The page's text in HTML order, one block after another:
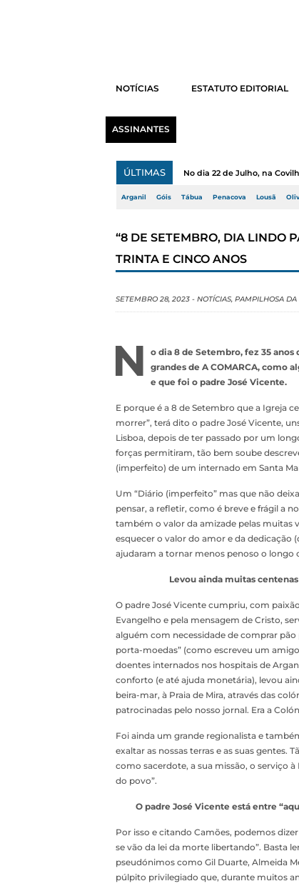
NOTÍCIAS ESTATUTO EDITORIAL
ASSINANTES
ÚLTIMAS No dia 22 de Julho, na
Arganil Góis Tábua Penacova Lousã
“8 DE SETEMBRO, DIA LINDO
TRINTA E CINCO ANOS
SETEMBRO 28, 2023 - NOTÍCIAS, PAMPILHOSA DA
N
o dia 8 de Setembro, fez 35 anos
grandes de A COMARCA, como
e que foi o padre José Vicente.
E porque é a 8 de Setembro que a Igreja
morrer”, terá dito o padre José Vicente,
Lisboa, depois de ter passado por um
forças permitiram, tão bem soube
(imperfeito) de um internado em Santa
Um “Diário (imperfeito” mas que não
pensar, a refletir, como é breve e frágil a
também o valor da amizade pelas muitas
esquecer o valor do amor e da dedicação
ajudaram a tornar menos penoso o longo
Levou ainda muitas
O padre José Vicente cumpriu, com
Evangelho e pela mensagem de Cristo,
alguém com necessidade de comprar
porta-moedas” (como escreveu um
doentes internados nos hospitais de
conforto (e até ajuda monetária), levou
beira-mar, à Praia de Mira, através das
patrocinadas pelo nosso jornal. Era a
Foi ainda um grande regionalista e
exaltar as nossas terras e as suas gentes.
como sacerdote, a sua missão, o serviço
do povo”.
O padre José Vicente está entre
Por isso e citando Camões, podemos
se vão da lei da morte libertando”. Basta
pseudónimos como Gil Duarte, Almeida
púlpito privilegiado que, durante muitos